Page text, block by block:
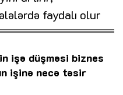
faydalı olur
işə düşməsi biznes
işinə necə təsir